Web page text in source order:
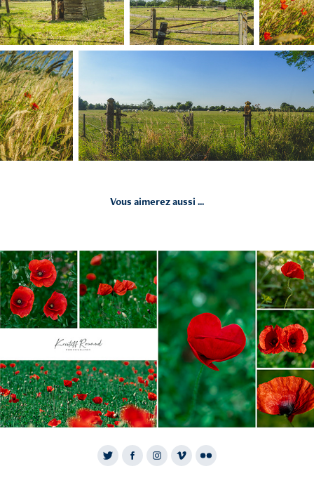
Vous aimerez aussi ...
2021
Coquelicots